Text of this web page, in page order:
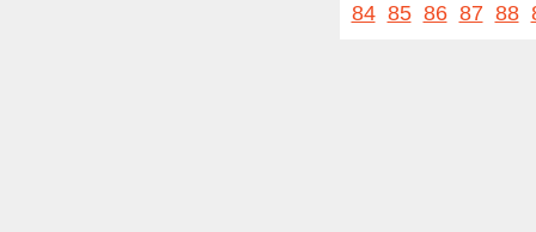
84 85 86 87 88